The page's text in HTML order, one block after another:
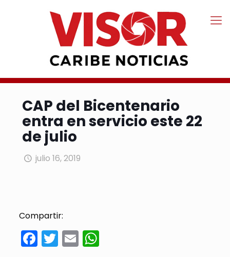
CAP del Bicentenario
entra en servicio este 22
de julio
julio 16, 2019
Compartir:
Facebook
Twitter
EmailWhatsApp